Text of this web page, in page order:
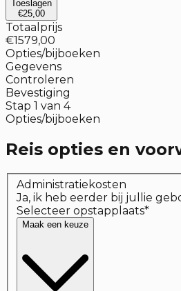
Toeslagen
€25,00
Totaalprijs
€1579,00
Opties/bijboeken
Gegevens
Controleren
Bevestiging
Stap 1 van 4
Opties/bijboeken
Reis opties en
Administratiekosten
Ja, ik heb eerder bij jullie
Selecteer opstapplaats*
Maak een keuze